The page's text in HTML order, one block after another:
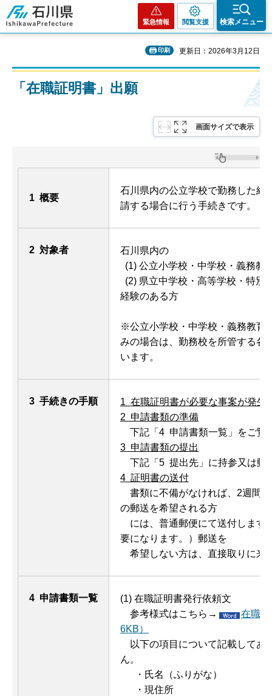
石川県
緊急情報 閲覧支援 検索メニュー
印刷 更新日：2026年3月12日
「在職証明書」出願
画面サイズで表示
1 概要
石川県内の公立学校で勤務した経
請する場合に行う手続きです。
2 対象者
石川県内の
(1) 公立小学校・中学校・義務教
(2) 県立中学校・高等学校・
経験のある方
※公立小学校・中学校・義務教育
みの場合は、勤務校を所管する各
います。
3 手続きの手順
1 在職証明書が必要な事案が発生
2 申請書類の準備
下記「4 申請書類一覧」をご覧
3 申請書類の提出
下記「5 提出先」に持参又は郵
4 証明書の送付
書類に不備がなければ、2週間
の郵送を希望される方
には、普通郵便にて送付します
要になります。）郵送を
希望しない方は、直接取りに来
4 申請書類一覧
(1) 在職証明書発行依頼文
参考様式はこちら→
在職
6KB）
以下の項目について記載してあ
ん。
・氏名（ふりがな）
・現住所